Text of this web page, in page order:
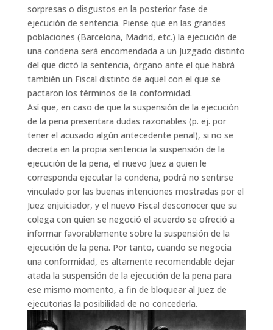
sorpresas o disgustos en la posterior fase de
ejecución de sentencia. Piense que en las grandes
poblaciones (Barcelona, Madrid, etc.) la ejecución de
una condena será encomendada a un Juzgado distinto
del que dictó la sentencia, órgano ante el que habrá
también un Fiscal distinto de aquel con el que se
pactaron los términos de la conformidad.
Así que, en caso de que la suspensión de la ejecución
de la pena presentara dudas razonables (p. ej. por
tener el acusado algún antecedente penal), si no se
decreta en la propia sentencia la suspensión de la
ejecución de la pena, el nuevo Juez a quien le
corresponda ejecutar la condena, podrá no sentirse
vinculado por las buenas intenciones mostradas por el
Juez enjuiciador, y el nuevo Fiscal desconocer que su
colega con quien se negoció el acuerdo se ofreció a
informar favorablemente sobre la suspensión de la
ejecución de la pena. Por tanto, cuando se negocia
una conformidad, es altamente recomendable dejar
atada la suspensión de la ejecución de la pena para
ese mismo momento, a fin de bloquear al Juez de
ejecutorias la posibilidad de no concederla.